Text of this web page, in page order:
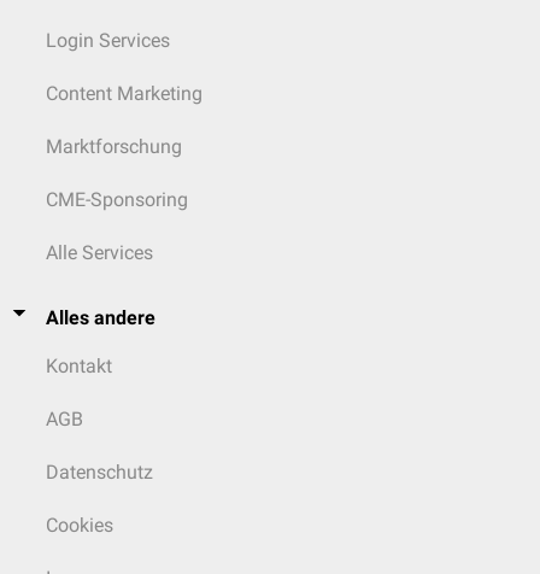
Login Services
Content Marketing
Marktforschung
CME-Sponsoring
Alle Services
Alles andere
Kontakt
AGB
Datenschutz
Cookies